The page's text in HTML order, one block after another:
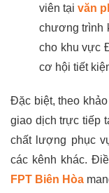
viên tạivăn
chương trình
cho khu vực
cơ hội tiết
Đặc biệt, theo
giao dịch trực tiếp
chất lượng phục
các kênh khác.
FPT Biên Hòa